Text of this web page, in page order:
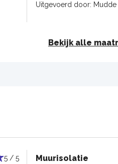
Uitgevoerd door:
Bekijk alle
5 / 5
Muurisolatie